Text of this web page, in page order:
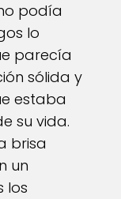
podía
lo
parecía
sólida y
estaba
su vida.
brisa
un
los